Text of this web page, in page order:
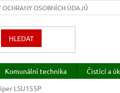
OCHRANY OSOBNÍCH ÚDAJŮ
HLEDAT
Komunální technika Čistící a
LSU155P